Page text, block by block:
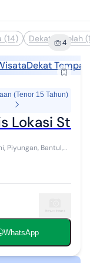
(14) Dekat Sekolah
4
Dekat
(Tenor 15 Tahun)
Lokasi
Piyungan, Bantul,
WhatsApp